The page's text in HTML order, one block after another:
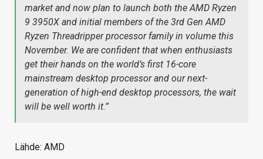
market and now plan to launch both the AMD Ryzen
9 3950X and initial members of the 3rd Gen AMD
Ryzen Threadripper processor family in volume this
November. We are confident that when enthusiasts
get their hands on the world’s first 16-core
mainstream desktop processor and our next-
generation of high-end desktop processors, the wait
will be well worth it.”
Lähde: AMD